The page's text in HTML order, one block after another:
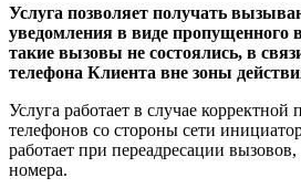
Услуга позволяет получать
уведомления в виде пропущенного
такие вызовы не состоялись, в
телефона Клиента вне зоны
Услуга работает в случае корректной
телефонов со стороны сети
работает при переадресации
номера.